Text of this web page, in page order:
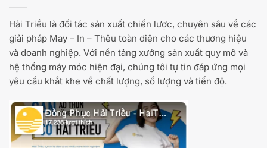
Hải Triều là đối tác sản xuất chiến lược, chuyên sâu về các
giải pháp May – In – Thêu toàn diện cho các thương hiệu
và doanh nghiệp. Với nền tảng xưởng sản xuất quy mô và
hệ thống máy móc hiện đại, chúng tôi tự tin đáp ứng mọi
yêu cầu khắt khe về chất lượng, số lượng và tiến độ.